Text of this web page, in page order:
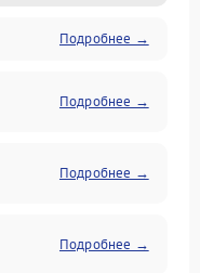
Подробнее →
Подробнее →
Подробнее →
Подробнее →